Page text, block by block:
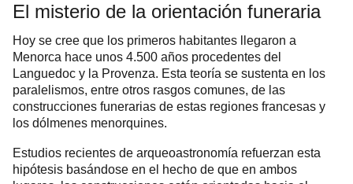
El misterio de la orientación funeraria
Hoy se cree que los primeros habitantes llegaron a
Menorca hace unos 4.500 años procedentes del
Languedoc y la Provenza. Esta teoría se sustenta en los
paralelismos, entre otros rasgos comunes, de las
construcciones funerarias de estas regiones francesas y
los dólmenes menorquines.
Estudios recientes de arqueoastronomía refuerzan esta
hipótesis basándose en el hecho de que en ambos